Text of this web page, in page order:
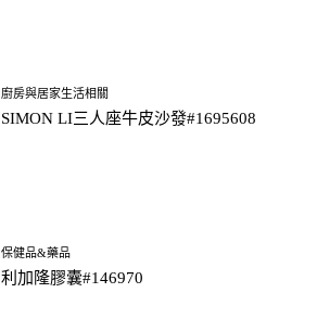
廚房與居家生活相關
SIMON LI三人座牛皮沙發#1695608
保健品&藥品
利加隆膠囊#146970